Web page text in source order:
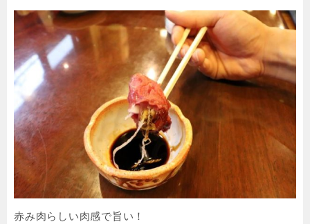
赤み肉らしい肉感で旨い！